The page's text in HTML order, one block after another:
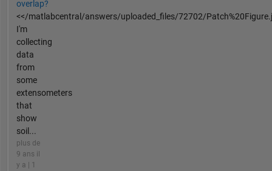
overlap?
<</matlabcentral/answers/uploaded_files/72702/
I'm
collecting
data
from
some
extensometers
that
show
soil...
plus de
9 ans il
y a | 1